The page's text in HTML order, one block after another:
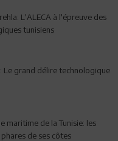
L'ALECA à l'épreuve des
tunisiens
Le grand délire technologique
maritime de la Tunisie: les
de ses côtes